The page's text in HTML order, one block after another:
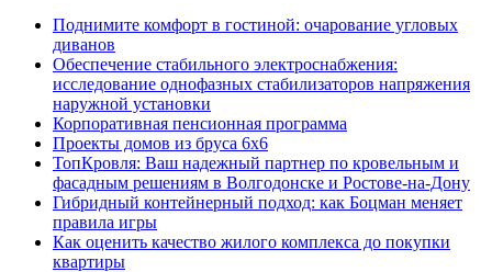
Поднимите комфорт в гостиной: очарование угловых
диванов
Обеспечение стабильного электроснабжения:
исследование однофазных стабилизаторов напряжения
наружной установки
Корпоративная пенсионная программа
Проекты домов из бруса 6х6
ТопКровля: Ваш надежный партнер по кровельным и
фасадным решениям в Волгодонске и Ростове-на-Дону
Гибридный контейнерный подход: как Боцман меняет
правила игры
Как оценить качество жилого комплекса до покупки
квартиры